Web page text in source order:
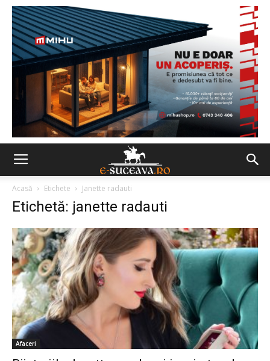
Acasă Etichete Janette radauti
Etichetă: janette radauti
Afaceri